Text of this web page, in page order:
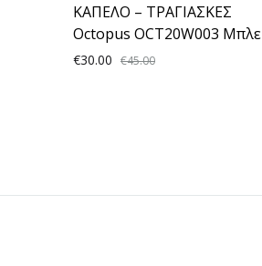
ΚΑΠΕΛΟ – ΤΡΑΓΙΑΣΚΕΣ
Octopus OCT20W003 Μπλε
€30.00 €45.00